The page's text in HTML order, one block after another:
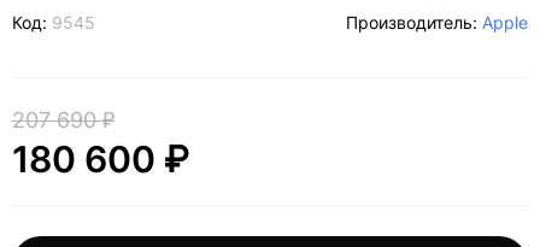
Код: 9545 Производитель: Apple
207 690 ₽
180 600 ₽